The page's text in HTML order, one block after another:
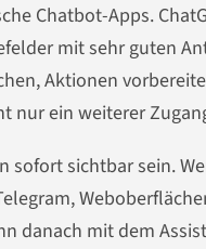
Chatbot-Apps.
mit sehr guten
Aktionen
nur ein weiterer
sichtbar sein.
danach mit dem